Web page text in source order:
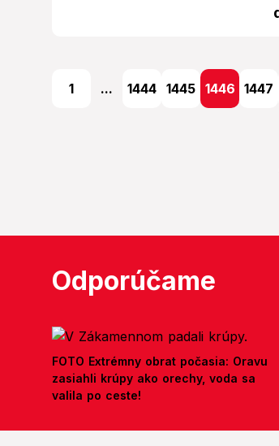
1 ... 1444 1445 1446 1447
Odporúčame
FOTO Extrémny obrat počasia: Oravu
zasiahli krúpy ako orechy, voda sa
valila po ceste!